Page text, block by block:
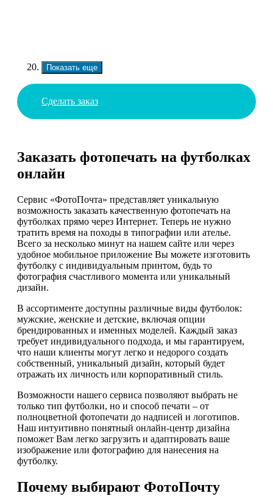
Показать еще
Сделать заказ
Заказать фотопечать на футболках
онлайн
Сервис «ФотоПочта» представляет уникальную
возможность заказать качественную фотопечать на
футболках прямо через Интернет. Теперь не нужно
тратить время на походы в типографии или ателье.
Всего за несколько минут на нашем сайте или через
удобное мобильное приложение Вы можете изготовить
футболку с индивидуальным принтом, будь то
фотография счастливого момента или уникальный
дизайн.
В ассортименте доступны различные виды футболок:
мужские, женские и детские, включая опции
брендированных и именных моделей. Каждый заказ
требует индивидуального подхода, и мы гарантируем,
что наши клиенты могут легко и недорого создать
собственный, уникальный дизайн, который будет
отражать их личность или корпоративный стиль.
Возможности нашего сервиса позволяют выбрать не
только тип футболки, но и способ печати – от
полноцветной фотопечати до надписей и логотипов.
Наш интуитивно понятный онлайн-центр дизайна
поможет Вам легко загрузить и адаптировать ваше
изображение или фотографию для нанесения на
футболку.
Почему выбирают ФотоПочту